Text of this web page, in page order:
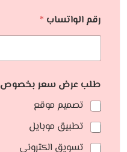
رقم الواتساب *
طلب عرض سعر بخصوص
تصميم موقع
تطبيق موبايل
تسويق الكتروني